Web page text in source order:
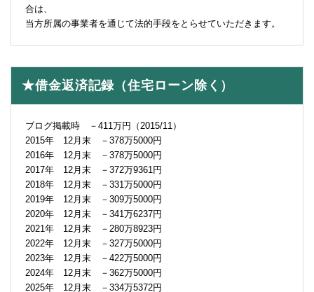
合は、
当方所属の事業者を通じて法的手段をとらせていただきます。
★借金返済記録（住宅ローン除く）
ブログ掲載時 －411万円（2015/11）
2015年 12月末 －378万5000円
2016年 12月末 －378万5000円
2017年 12月末 －372万9361円
2018年 12月末 －331万5000円
2019年 12月末 －309万5000円
2020年 12月末 －341万6237円
2021年 12月末 －280万8923円
2022年 12月末 －327万5000円
2023年 12月末 －422万5000円
2024年 12月末 －362万5000円
2025年 12月末 －334万5372円